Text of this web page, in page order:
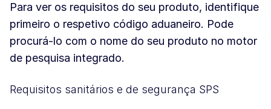
Para ver os requisitos do seu produto, identifique
primeiro o respetivo código aduaneiro. Pode
procurá-lo com o nome do seu produto no motor
de pesquisa integrado.
Requisitos sanitários e de segurança SPS